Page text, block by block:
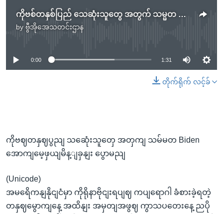
ကိုဗစ်တနှစ်ပြည် သေဆုံးသူတွေ အတွက် သမ္မတ Biden အောက်မေ့ဖွယ်မိန့်ခွန်း ပြောမည်
by ဗွီအိုအေသတင်းဌာန
No media source currently available
0:00 1:31
တိုက်ရိုက် လင့်ခ်
ကိုဗဈတနှဈပွညျ သဆေုံးသူတှေ အတှကျ သမ်မတ Biden
အောကျမေ့ဖှယျမိန့ျခှနျး ပွောမညျ
(Unicode)
အမရေိကနျနိုငျငံမှာ ကိုရိုနာဗိုငျးရပျဈ ကပျရောဂါ ခံစားခဲ့ရတဲ့
တနှဈမွောကျနေ့ အထိနျး အမှတျအဖွဈ ကွာသပတေးနေ့ ညပို